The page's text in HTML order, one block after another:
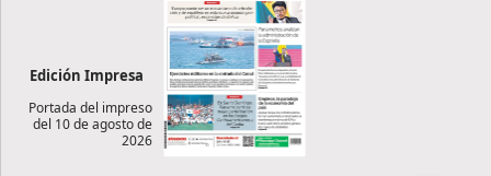
Edición Impresa
Portada del impreso
del 10 de agosto de
2026